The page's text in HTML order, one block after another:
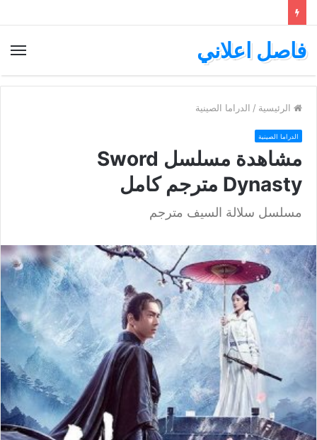
فاصل اعلاني
الرئيسية / الدراما الصينية
الدراما الصينية
مشاهدة مسلسل Sword
Dynasty مترجم كامل
مسلسل سلالة السيف مترجم